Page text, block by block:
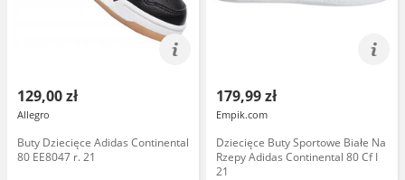
129,00 zł
Allegro
Buty Dziecięce Adidas Continental
80 EE8047 r. 21
179,99 zł
Empik.com
Dziecięce Buty Sportowe Białe Na
Rzepy Adidas Continental 80 Cf I
21